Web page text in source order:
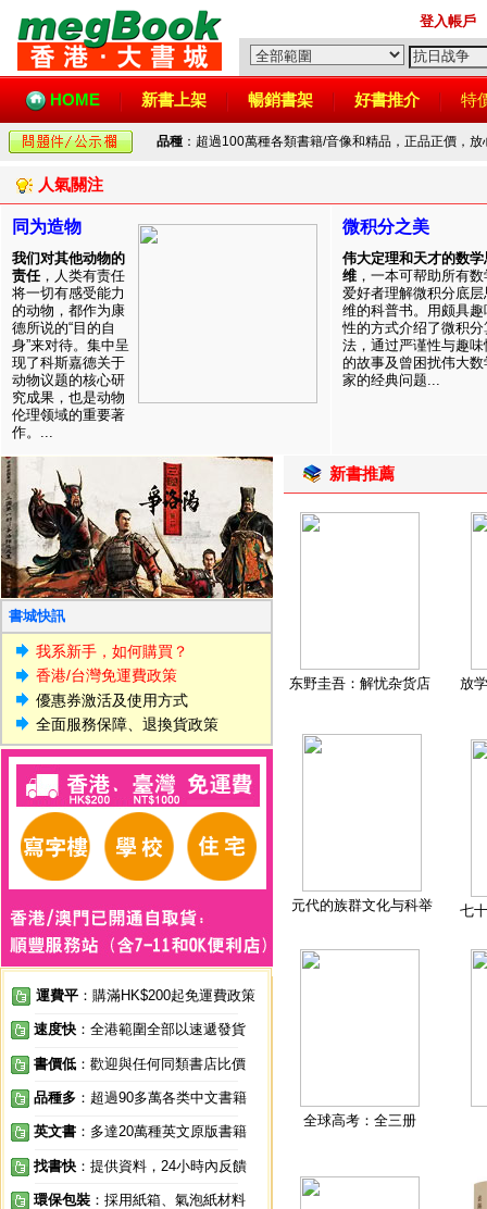
登入帳戶
HOME 新書上架 暢銷書架 好書推介 特
品種 ：超過100萬種各類書籍/音像和精品，正品正價，
人氣關注
同为造物
我们对其他动物的
责任，人类有责任
将一切有感受能力
的动物，都作为康
德所说的“目的自
身”来对待。集中呈
现了科斯嘉德关于
动物议题的核心研
究成果，也是动物
伦理领域的重要著
作。...
微积分之美
伟大定理和天才的数学
维 ，一本可帮助所有数
爱好者理解微积分底层
维的科普书。用颇具趣
性的方式介绍了微积分
法，通过严谨性与趣味
的故事及曾困扰伟大数
家的经典问题...
書城快訊
我系新手，如何購買？
香港/台灣免運費政策
優惠券激活及使用方式
全面服務保障、退換貨政策
運費平 ：購滿HK$200起免運費政策
速度快 ：全港範圍全部以速遞發貨
書價低 ：歡迎與任何同類書店比價
品種多 ：超過90多萬各类中文書籍
英文書 ：多達20萬種英文原版書籍
找書快 ：提供資料，24小時內反饋
環保包裝 ：採用紙箱、氣泡紙材料
新書推薦
东野圭吾：解忧杂货店 放
元代的族群文化与科举 七
全球高考：全三册